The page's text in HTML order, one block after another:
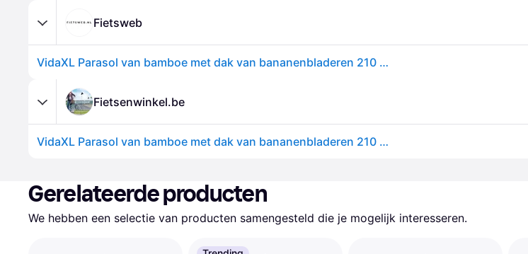
Fietsweb
VidaXL Parasol van bamboe met dak van bananenbladeren 210 cm
Fietsenwinkel.be
VidaXL Parasol van bamboe met dak van bananenbladeren 210 cm
Gerelateerde producten
We hebben een selectie van producten samengesteld die je mogelijk interesseren.